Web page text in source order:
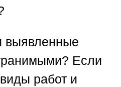
выявленные
Если
работ и